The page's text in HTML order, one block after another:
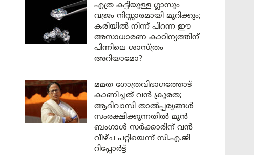
എത്ര കട്ടിയുള്ള ഗ്ലാസും
വജ്രം നിസ്സാരമായി മുറിക്കും;
കരിയിൽ നിന്ന് പിറന്ന ഈ
അസാധാരണ കാഠിന്യത്തിന്
പിന്നിലെ ശാസ്ത്രം
അറിയാമോ?
മമത ഗോത്രവിഭാഗത്തോട്
കാണിച്ചത് വൻ ക്രൂരത;
ആദിവാസി താൽപ്പര്യങ്ങൾ
സംരക്ഷിക്കുന്നതിൽ മുൻ
ബംഗാൾ സർക്കാരിന് വൻ
വീഴ്ച പറ്റിയെന്ന് സി.എ.ജി
റിപ്പോർട്ട്